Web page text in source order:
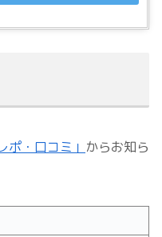
ポ・口コミ」 からお知ら